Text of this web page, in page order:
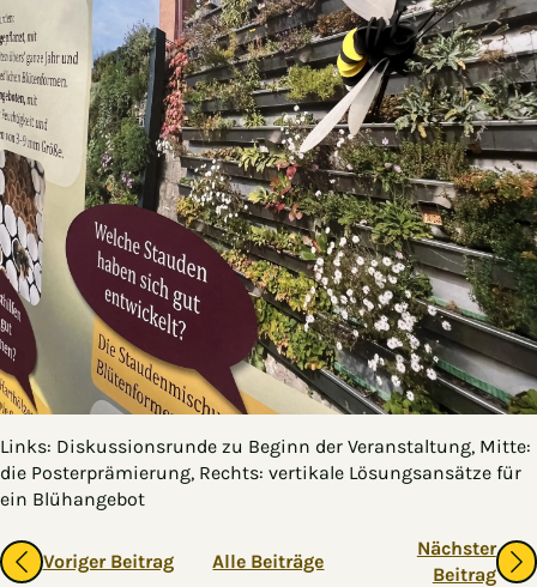
Links: Diskussionsrunde zu Beginn der Veranstaltung, Mitte:
die Posterprämierung, Rechts: vertikale Lösungsansätze für
ein Blühangebot
Gehe zu vorherigen oder nächsten Beiträgen
Voriger Beitrag Alle Beiträge
Nächster
Beitrag